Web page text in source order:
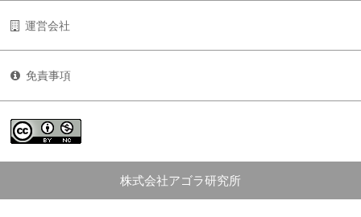
運営会社
免責事項
株式会社アゴラ研究所